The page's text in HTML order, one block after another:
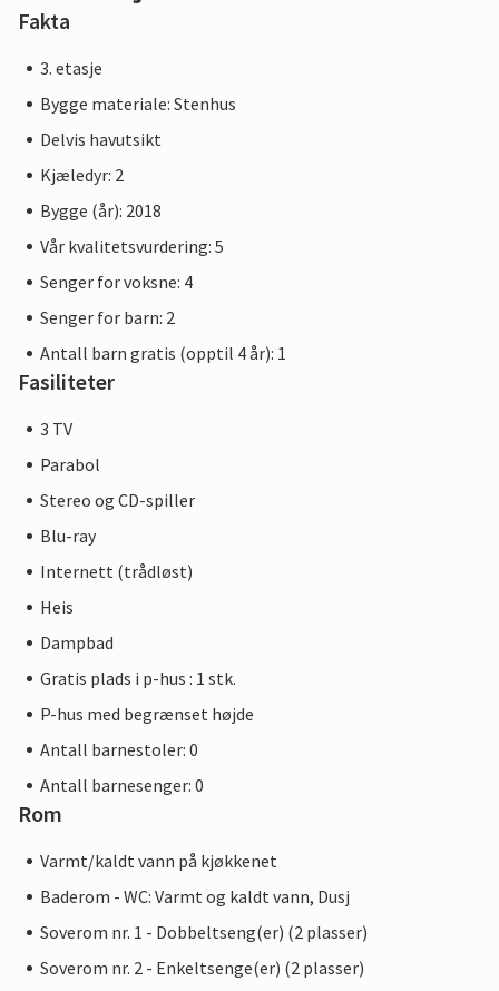
Priwall er en ca. tre kilometer lang halvøy mellom
Østersjøen og Trave øst i Schleswig-Holstein, og har
tilhørt Lübeck siden 1226. Strand, bading, vannsport og
Fakta
3. etasje
Bygge materiale: Stenhus
Delvis havutsikt
Kjæledyr: 2
Bygge (år): 2018
Vår kvalitetsvurdering: 5
Senger for voksne: 4
Senger for barn: 2
Antall barn gratis (opptil 4 år): 1
Fasiliteter
3 TV
Parabol
Stereo og CD-spiller
Blu-ray
Internett (trådløst)
Heis
Dampbad
Gratis plads i p-hus : 1 stk.
P-hus med begrænset højde
Antall barnestoler: 0
Antall barnesenger: 0
Rom
Varmt/kaldt vann på kjøkkenet
Baderom - WC: Varmt og kaldt vann, Dusj
Soverom nr. 1 - Dobbeltseng(er) (2 plasser)
Soverom nr. 2 - Enkeltsenge(er) (2 plasser)